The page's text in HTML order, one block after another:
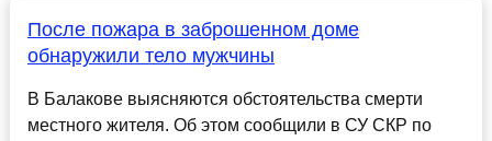
После пожара в заброшенном доме
обнаружили тело мужчины
В Балакове выясняются обстоятельства смерти
местного жителя. Об этом сообщили в СУ СКР по